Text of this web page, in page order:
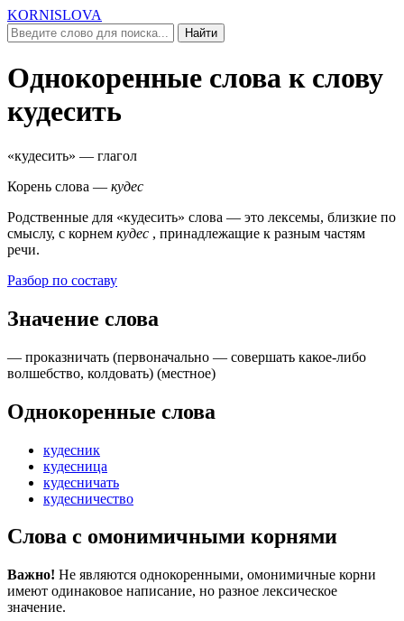
KORNISLOVA
Найти
Однокоренные слова к слову
кудесить
«кудесить» — глагол
Корень слова — кудес
Родственные для «кудесить» слова — это лексемы, близкие по
смыслу, c корнем кудес , принадлежащие к разным частям
речи.
Разбор по составу
Значение слова
— проказничать (первоначально — совершать какое-либо
волшебство, колдовать) (местное)
Однокоренные слова
кудесник
кудесница
кудесничать
кудесничество
Слова с омонимичными корнями
Важно! Не являются однокоренными, омонимичные корни
имеют одинаковое написание, но разное лексическое
значение.